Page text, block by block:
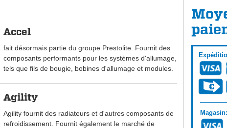
Accel
fait désormais partie du groupe Prestolite. Fournit des
composants performants pour les systèmes d'allumage,
tels que fils de bougie, bobines d'allumage et modules.
Agility
Agility fournit des radiateurs et d'autres composants de
refroidissement. Fournit également le marché de
Magasin: